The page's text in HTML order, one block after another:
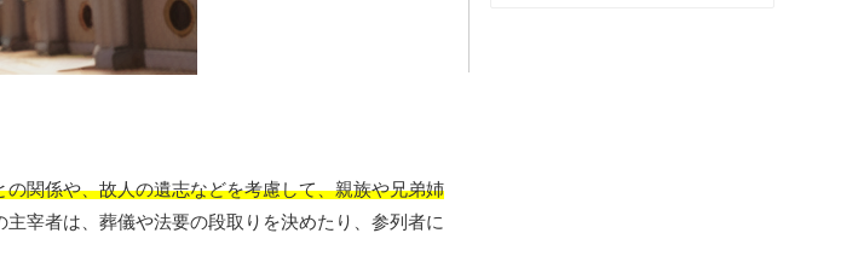
の関係や、故人の遺志などを考慮して、親族や兄弟姉
主宰者は、葬儀や法要の段取りを決めたり、参列者に